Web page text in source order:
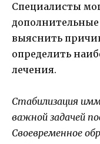
Специалисты
выяснить
определить
лечения.
Стабилизация
важной задачей
Своевременное